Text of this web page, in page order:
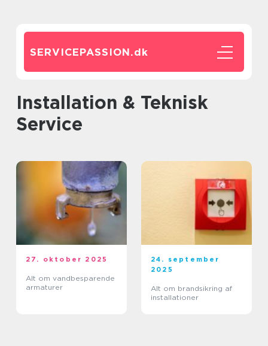
SERVICEPASSION.dk
Installation & Teknisk
Service
27. oktober 2025
Alt om vandbesparende
armaturer
24. september
2025
Alt om brandsikring af
installationer